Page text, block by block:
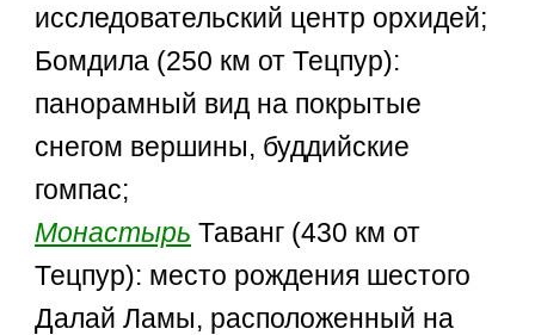
исследовательский центр орхидей;
Бомдила (250 км от Тецпур):
панорамный вид на покрытые
снегом вершины, буддийские
гомпас;
Монастырь Таванг (430 км от
Тецпур): место рождения шестого
Далай Ламы, расположенный на